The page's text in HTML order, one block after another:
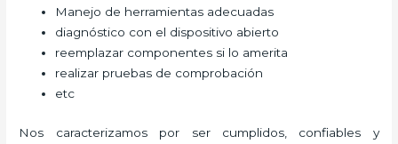
Manejo de herramientas adecuadas
diagnóstico con el dispositivo abierto
reemplazar componentes si lo amerita
realizar pruebas de comprobación
etc
Nos caracterizamos por ser cumplidos, confiables y